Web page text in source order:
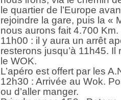
le quartier de l’Europe
rejoindre la gare, puis la «
nous aurons fait 4.700 Km.
11h00 : il y aura un arrêt
resterons jusqu’à 11h45.
le WOK.
L’apéro est offert par les
12h30 : Arrivée au Wok.
ou d’aller manger.